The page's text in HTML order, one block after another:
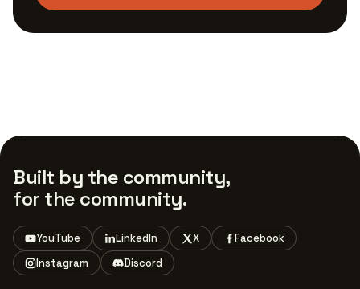
Built by the community,
for the community.
YouTube LinkedIn X
Facebook
Instagram
Discord